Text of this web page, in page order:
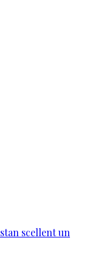
scellent un